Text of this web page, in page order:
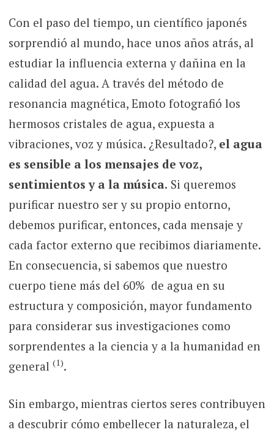
Con el paso del tiempo, un científico japonés
sorprendió al mundo, hace unos años atrás, al
estudiar la influencia externa y dañina en la
calidad del agua. A través del método de
resonancia magnética, Emoto fotografió los
hermosos cristales de agua, expuesta a
vibraciones, voz y música. ¿Resultado?, el agua
es sensible a los mensajes de voz,
sentimientos y a la música. Si queremos
purificar nuestro ser y su propio entorno,
debemos purificar, entonces, cada mensaje y
cada factor externo que recibimos diariamente.
En consecuencia, si sabemos que nuestro
cuerpo tiene más del 60% de agua en su
estructura y composición, mayor fundamento
para considerar sus investigaciones como
sorprendentes a la ciencia y a la humanidad en
general (1).
Sin embargo, mientras ciertos seres contribuyen
a descubrir cómo embellecer la naturaleza, el